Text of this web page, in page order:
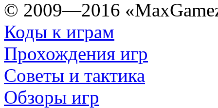
© 2009—2016
Коды к играм
Прохождения игр
Советы и тактика
Обзоры игр